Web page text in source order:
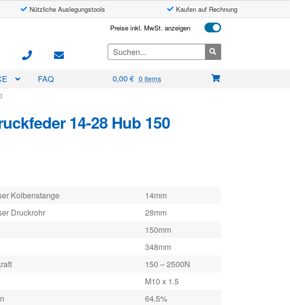
Nützliche Auslegungstools Kaufen auf Rechnung
Preise inkl. MwSt. anzeigen
Search
for:
FAQ 0,00 € 0 items
14-28 Hub 150
Kolbenstange
14mm
Druckrohr
28mm
150mm
348mm
150 – 2500N
M10 x 1.5
64.5%